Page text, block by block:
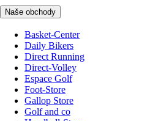
Naše obchody
Basket-Center
Daily Bikers
Direct Running
Direct-Volley
Espace Golf
Foot-Store
Gallop Store
Golf and co